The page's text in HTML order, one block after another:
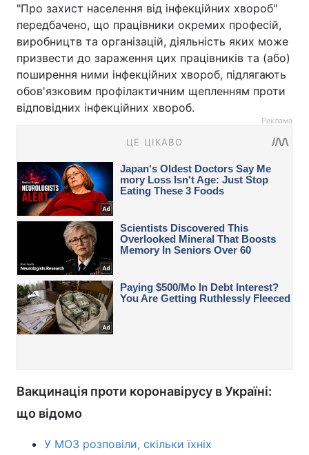
"Про захист населення від інфекційних хвороб"
передбачено, що працівники окремих професій,
виробництв та організацій, діяльність яких може
призвести до зараження цих працівників та (або)
поширення ними інфекційних хвороб, підлягають
обов'язковим профілактичним щепленням проти
відповідних інфекційних хвороб.
Реклама
Вакцинація проти коронавірусу в Україні:
що відомо
У МОЗ розповіли, скільки їхніх